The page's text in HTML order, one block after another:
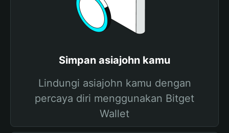
Simpan asiajohn kamu
Lindungi asiajohn kamu dengan
percaya diri menggunakan Bitget
Wallet